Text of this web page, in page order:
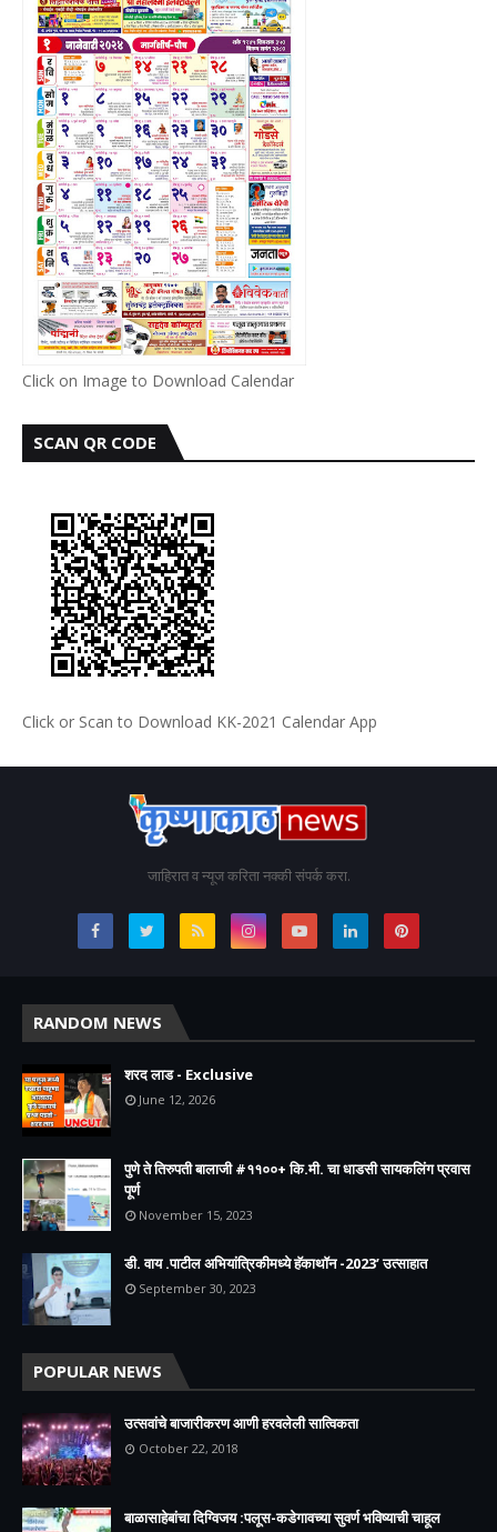
Click on Image to Download Calendar
SCAN QR CODE
Click or Scan to Download KK-2021 Calendar App
जाहिरात व न्यूज करिता नक्की संपर्क करा.
RANDOM NEWS
शरद लाड - Exclusive
June 12, 2026
पुणे ते तिरुपती बालाजी #११००+ कि.मी. चा धाडसी सायकलिंग प्रवास
पूर्ण
November 15, 2023
डी. वाय .पाटील अभियांत्रिकीमध्ये हॅकाथॉन -2023’ उत्साहात
September 30, 2023
POPULAR NEWS
उत्सवांचे बाजारीकरण आणी हरवलेली सात्विकता
October 22, 2018
बाळासाहेबांचा दिग्विजय :पलूस-कडेगावच्या सुवर्ण भविष्याची चाहूल